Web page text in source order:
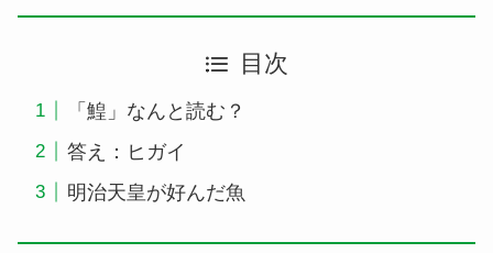
目次
「鰉」なんと読む？
答え：ヒガイ
明治天皇が好んだ魚